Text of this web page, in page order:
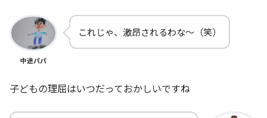
中途パパ
これじゃ、激昂されるわな～（笑）
子どもの理屈はいつだっておかしいですね